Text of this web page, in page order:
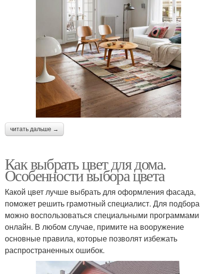
читать дальше →
Как выбрать цвет для дома.
Особенности выбора цвета
Какой цвет лучше выбрать для оформления фасада,
поможет решить грамотный специалист. Для подбора
можно воспользоваться специальными программами
онлайн. В любом случае, примите на вооружение
основные правила, которые позволят избежать
распространенных ошибок.